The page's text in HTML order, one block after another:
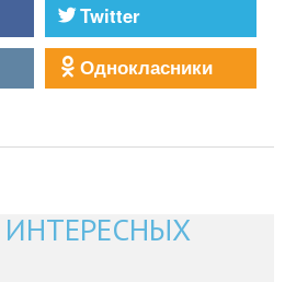
Twitter
Однокласники